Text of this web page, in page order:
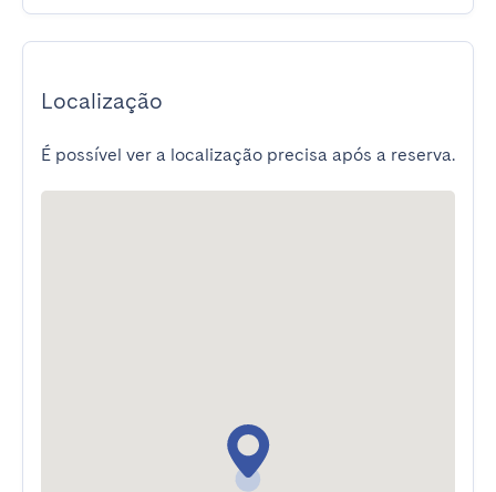
Localização
É possível ver a localização precisa após a reserva.